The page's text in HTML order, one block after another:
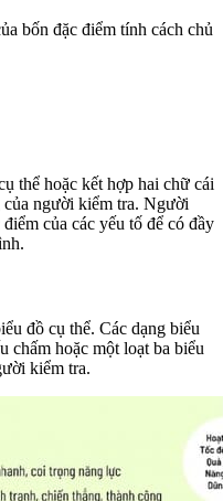
bốn đặc điểm tính cách chủ
thể hoặc kết hợp hai chữ cái
người kiểm tra. Người
của các yếu tố để có đầy
đồ cụ thể. Các dạng biểu
chấm hoặc một loạt ba biểu
kiểm tra.